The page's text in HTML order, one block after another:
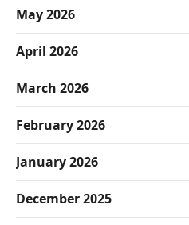
May 2026
April 2026
March 2026
February 2026
January 2026
December 2025